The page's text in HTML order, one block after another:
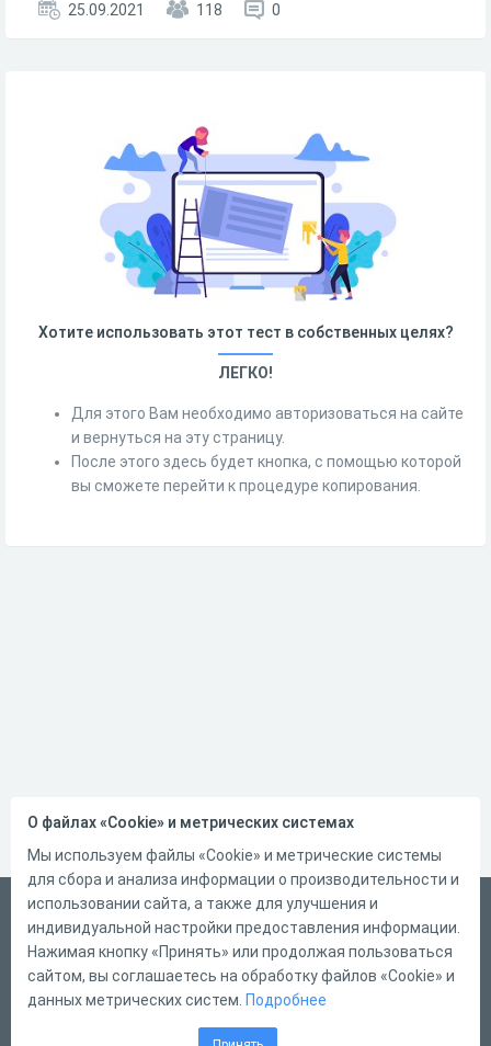
25.09.2021 118 0
Хотите использовать этот тест в собственных целях?
ЛЕГКО!
Для этого Вам необходимо авторизоваться на сайте
и вернуться на эту страницу.
После этого здесь будет кнопка, с помощью которой
вы сможете перейти к процедуре копирования.
Русский
Справка
Форма обратной связи
О файлах «Cookie» и метрических системах
Мы используем файлы «Cookie» и метрические системы
для сбора и анализа информации о производительности и
использовании сайта, а также для улучшения и
индивидуальной настройки предоставления информации.
Нажимая кнопку «Принять» или продолжая пользоваться
сайтом, вы соглашаетесь на обработку файлов «Cookie» и
данных метрических систем. Подробнее